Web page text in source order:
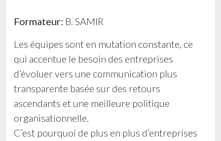
Formateur: B. SAMIR
Les équipes sont en mutation constante, ce
qui accentue le besoin des entreprises
d’évoluer vers une communication plus
transparente basée sur des retours
ascendants et une meilleure politique
organisationnelle.
C’est pourquoi de plus en plus d’entreprises